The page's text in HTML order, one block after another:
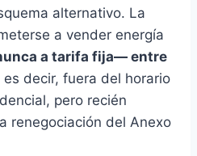
alternativo. La
a vender energía
a tarifa fija— entre
es decir, fuera del horario
pero recién
renegociación del Anexo